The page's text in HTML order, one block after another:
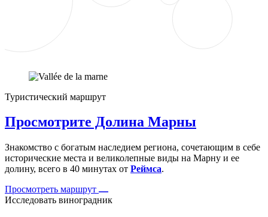
Туристический маршрут
Просмотрите Долина Марны
Знакомство с богатым наследием региона, сочетающим в себе
исторические места и великолепные виды на Марну и ее
долину, всего в 40 минутах от Реймса.
Просмотреть маршрут
Исследовать виноградник